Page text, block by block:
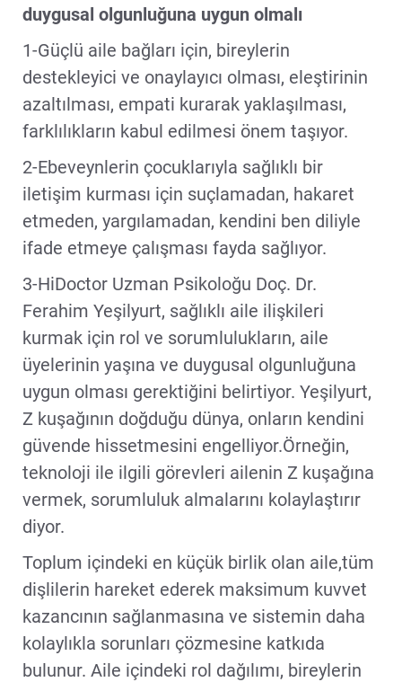
duygusal olgunluğuna uygun olmalı
1-Güçlü aile bağları için, bireylerin
destekleyici ve onaylayıcı olması, eleştirinin
azaltılması, empati kurarak yaklaşılması,
farklılıkların kabul edilmesi önem taşıyor.
2-Ebeveynlerin çocuklarıyla sağlıklı bir
iletişim kurması için suçlamadan, hakaret
etmeden, yargılamadan, kendini ben diliyle
ifade etmeye çalışması fayda sağlıyor.
3-HiDoctor Uzman Psikoloğu Doç. Dr.
Ferahim Yeşilyurt, sağlıklı aile ilişkileri
kurmak için rol ve sorumlulukların, aile
üyelerinin yaşına ve duygusal olgunluğuna
uygun olması gerektiğini belirtiyor. Yeşilyurt,
Z kuşağının doğduğu dünya, onların kendini
güvende hissetmesini engelliyor.Örneğin,
teknoloji ile ilgili görevleri ailenin Z kuşağına
vermek, sorumluluk almalarını kolaylaştırır
diyor.
Toplum içindeki en küçük birlik olan aile,tüm
dişlilerin hareket ederek maksimum kuvvet
kazancının sağlanmasına ve sistemin daha
kolaylıkla sorunları çözmesine katkıda
bulunur. Aile içindeki rol dağılımı, bireylerin